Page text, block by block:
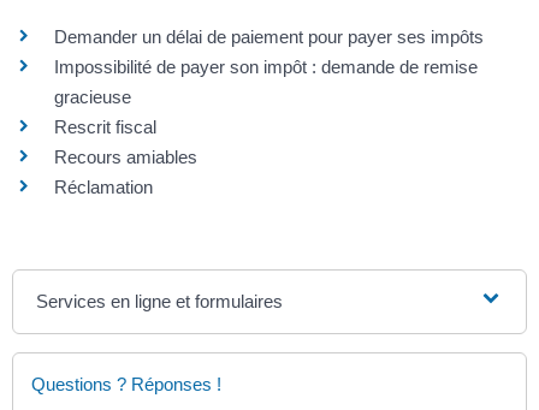
Demander un délai de paiement pour payer ses impôts
Impossibilité de payer son impôt : demande de remise
gracieuse
Rescrit fiscal
Recours amiables
Réclamation
Services en ligne et formulaires
Questions ? Réponses !